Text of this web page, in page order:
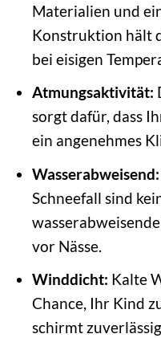
Materialien und
Konstruktion hält
bei eisigen
Atmungsaktivität:
sorgt dafür, dass
ein angenehmes
Wasserabweisend:
Schneefall sind
vor Nässe.
Winddicht: Kalte
Chance, Ihr Kind
schirmt